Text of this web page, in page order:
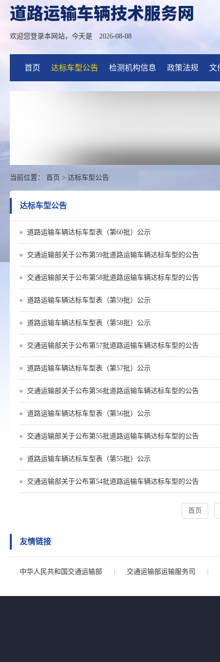
欢迎您登录本网站，今天是 2026-08-08
首页 达标车型公告 检测机构信息 政策法规 文
当前位置： 首页 > 达标车型公告
达标车型公告
道路运输车辆达标车型表（第60批）公示
交通运输部关于公布第59批道路运输车辆达标车型的公告
交通运输部关于公布第58批道路运输车辆达标车型的公告
道路运输车辆达标车型表（第59批）公示
道路运输车辆达标车型表（第58批）公示
交通运输部关于公布第57批道路运输车辆达标车型的公告
道路运输车辆达标车型表（第57批）公示
交通运输部关于公布第56批道路运输车辆达标车型的公告
道路运输车辆达标车型表（第56批）公示
交通运输部关于公布第55批道路运输车辆达标车型的公告
道路运输车辆达标车型表（第55批）公示
交通运输部关于公布第54批道路运输车辆达标车型的公告
首页
友情链接
中华人民共和国交通运输部 交通运输部运输服务司